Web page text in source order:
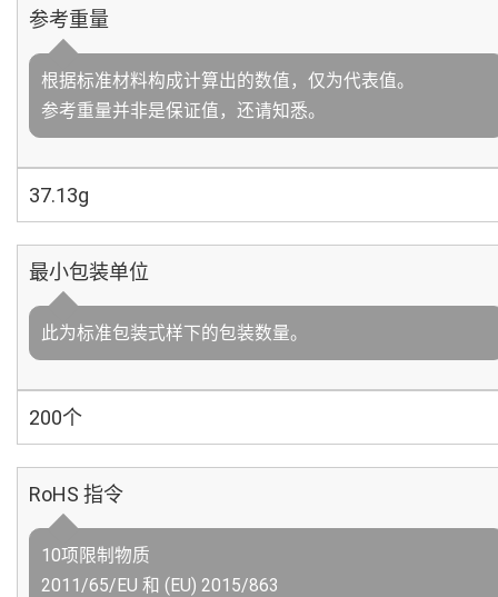
参考重量
根据标准材料构成计算出的数值，仅为代表值。
参考重量并非是保证值，还请知悉。
37.13g
最小包装单位
此为标准包装式样下的包装数量。
200个
RoHS 指令
10项限制物质
2011/65/EU 和 (EU) 2015/863